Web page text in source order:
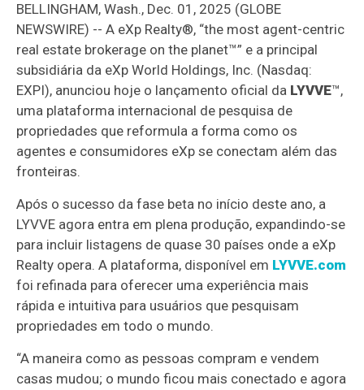
BELLINGHAM, Wash., Dec. 01, 2025 (GLOBE
NEWSWIRE) -- A eXp Realty®, “the most agent-centric
real estate brokerage on the planet™” e a principal
subsidiária da eXp World Holdings, Inc. (Nasdaq:
EXPI), anunciou hoje o lançamento oficial da LYVVE™,
uma plataforma internacional de pesquisa de
propriedades que reformula a forma como os
agentes e consumidores eXp se conectam além das
fronteiras.
Após o sucesso da fase beta no início deste ano, a
LYVVE agora entra em plena produção, expandindo-se
para incluir listagens de quase 30 países onde a eXp
Realty opera. A plataforma, disponível em LYVVE.com
foi refinada para oferecer uma experiência mais
rápida e intuitiva para usuários que pesquisam
propriedades em todo o mundo.
“A maneira como as pessoas compram e vendem
casas mudou; o mundo ficou mais conectado e agora